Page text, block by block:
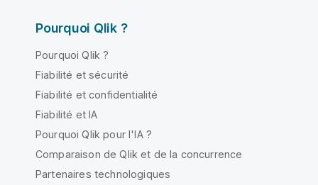
Pourquoi Qlik ?
Pourquoi Qlik ?
Fiabilité et sécurité
Fiabilité et confidentialité
Fiabilité et IA
Pourquoi Qlik pour l'IA ?
Comparaison de Qlik et de la concurrence
Partenaires technologiques